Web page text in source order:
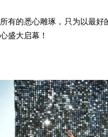
所有的悉心雕琢，只为以最
心盛大启幕！